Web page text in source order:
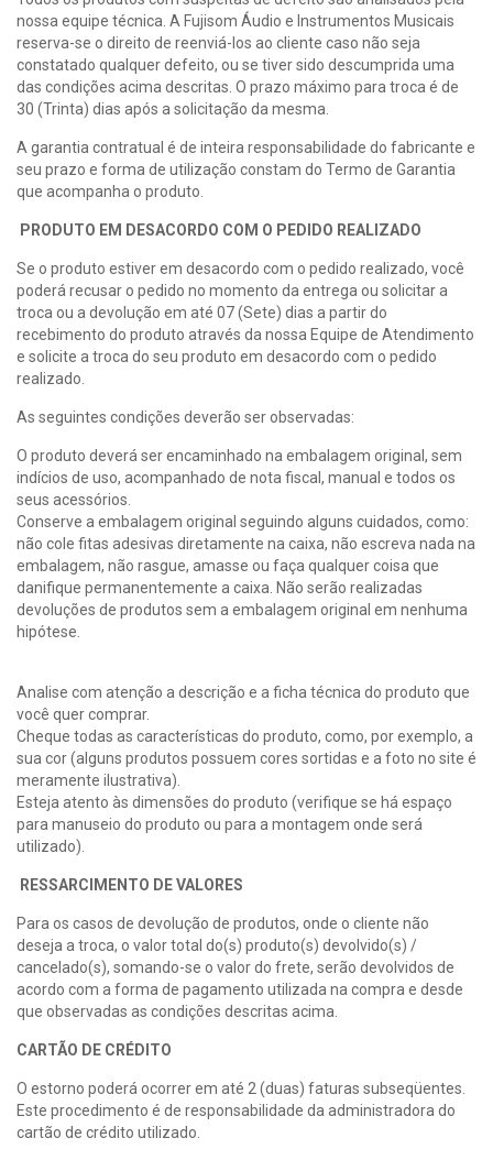
nossa equipe técnica. A Fujisom Áudio e Instrumentos Musicais
reserva-se o direito de reenviá-los ao cliente caso não seja
constatado qualquer defeito, ou se tiver sido descumprida uma
das condições acima descritas. O prazo máximo para troca é de
30 (Trinta) dias após a solicitação da mesma.
A garantia contratual é de inteira responsabilidade do fabricante e
seu prazo e forma de utilização constam do Termo de Garantia
que acompanha o produto.
PRODUTO EM DESACORDO COM O PEDIDO REALIZADO
Se o produto estiver em desacordo com o pedido realizado, você
poderá recusar o pedido no momento da entrega ou solicitar a
troca ou a devolução em até 07 (Sete) dias a partir do
recebimento do produto através da nossa Equipe de Atendimento
e solicite a troca do seu produto em desacordo com o pedido
realizado.
As seguintes condições deverão ser observadas:
O produto deverá ser encaminhado na embalagem original, sem
indícios de uso, acompanhado de nota fiscal, manual e todos os
seus acessórios.
Conserve a embalagem original seguindo alguns cuidados, como:
não cole fitas adesivas diretamente na caixa, não escreva nada na
embalagem, não rasgue, amasse ou faça qualquer coisa que
danifique permanentemente a caixa. Não serão realizadas
devoluções de produtos sem a embalagem original em nenhuma
hipótese.
Analise com atenção a descrição e a ficha técnica do produto que
você quer comprar.
Cheque todas as características do produto, como, por exemplo, a
sua cor (alguns produtos possuem cores sortidas e a foto no site é
meramente ilustrativa).
Esteja atento às dimensões do produto (verifique se há espaço
para manuseio do produto ou para a montagem onde será
utilizado).
RESSARCIMENTO DE VALORES
Para os casos de devolução de produtos, onde o cliente não
deseja a troca, o valor total do(s) produto(s) devolvido(s) /
cancelado(s), somando-se o valor do frete, serão devolvidos de
acordo com a forma de pagamento utilizada na compra e desde
que observadas as condições descritas acima.
CARTÃO DE CRÉDITO
O estorno poderá ocorrer em até 2 (duas) faturas subseqüentes.
Este procedimento é de responsabilidade da administradora do
cartão de crédito utilizado.